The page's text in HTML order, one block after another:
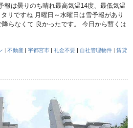
報は曇りのち晴れ最高気温14度、最低気温
リですね 月曜日～水曜日は雪予報があり
らなくて 良かったです。 今日から暫くは
|不動産 |宇都宮市 |礼金不要 | 自社管理物件 |賃貸